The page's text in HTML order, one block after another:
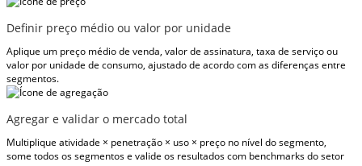
Definir preço médio ou valor por unidade
Aplique um preço médio de venda, valor de assinatura, taxa de serviço ou
valor por unidade de consumo, ajustado de acordo com as diferenças entre
segmentos.
Agregar e validar o mercado total
Multiplique atividade × penetração × uso × preço no nível do segmento,
some todos os segmentos e valide os resultados com benchmarks do setor